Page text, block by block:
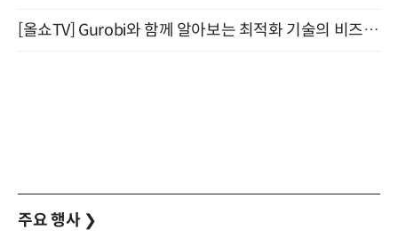
[올쇼TV] Gurobi와 함께 알아보는 최적화 기술의 비즈니스 활용 (8월 20일 생방송)
주요 행사 ❯